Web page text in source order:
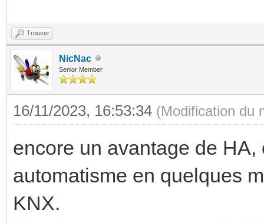
Trouver
NicNac
Senior Member
16/11/2023, 16:53:34 (Modification du
encore un avantage de
automatisme en quelques
KNX.